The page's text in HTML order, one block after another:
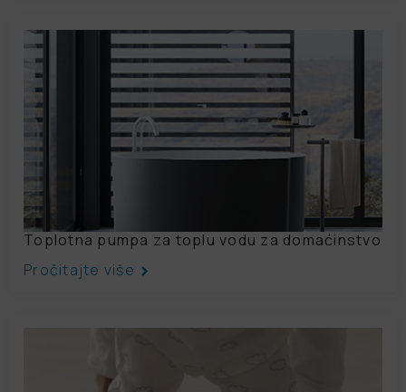
Toplotna pumpa za toplu vodu za domaćinstvo
Pročitajte više